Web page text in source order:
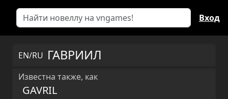
Вход
EN/RU ГАВРИИЛ
Известна также, как
GAVRIL